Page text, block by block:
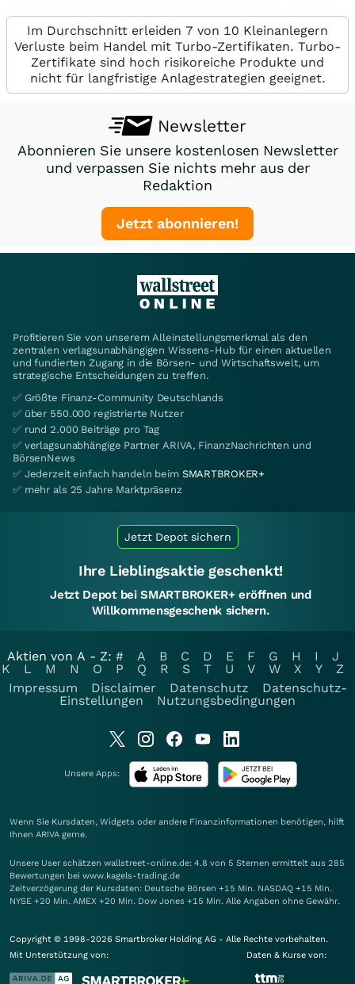
Im Durchschnitt erleiden 7 von 10 Kleinanlegern
Verluste beim Handel mit Turbo-Zertifikaten. Turbo-
Zertifikate sind hoch risikoreiche Produkte und
nicht für langfristige Anlagestrategien geeignet.
Newsletter
Abonnieren Sie unsere kostenlosen Newsletter
und verpassen Sie nichts mehr aus der
Redaktion
Jetzt abonnieren!
Profitieren Sie von unserem Alleinstellungsmerkmal als den
zentralen verlagsunabhängigen Wissens-Hub für einen aktuellen
und fundierten Zugang in die Börsen- und Wirtschaftswelt, um
strategische Entscheidungen zu treffen.
✅ Größte Finanz-Community Deutschlands
✅ über 550.000 registrierte Nutzer
✅ rund 2.000 Beiträge pro Tag
✅ verlagsunabhängige Partner ARIVA, FinanzNachrichten und
BörsenNews
✅ Jederzeit einfach handeln beim SMARTBROKER+
✅ mehr als 25 Jahre Marktpräsenz
Jetzt Depot sichern
Ihre Lieblingsaktie geschenkt!
Jetzt Depot bei SMARTBROKER+ eröffnen und
Willkommensgeschenk sichern.
Aktien von A - Z: # A B C D E F G H I
J
K
L M N O P Q R S T U V W X Y
Z
Impressum
Disclaimer Datenschutz
Datenschutz-
Einstellungen
Nutzungsbedingungen
Unsere Apps:
Wenn Sie Kursdaten, Widgets oder andere Finanzinformationen benötigen, hilft
Ihnen ARIVA gerne.
Unsere User schätzen wallstreet-online.de: 4.8 von 5 Sternen ermittelt aus 285
Bewertungen bei www.kagels-trading.de
Zeitverzögerung der Kursdaten: Deutsche Börsen +15 Min. NASDAQ +15 Min.
NYSE +20 Min. AMEX +20 Min. Dow Jones +15 Min. Alle Angaben ohne Gewähr.
Copyright © 1998-2026 Smartbroker Holding AG - Alle Rechte vorbehalten.
Mit Unterstützung von:
Daten & Kurse von: